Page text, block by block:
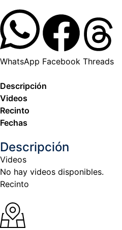
WhatsApp Facebook Threads
Descripción
Videos
Recinto
Fechas
Descripción
Videos
No hay videos disponibles.
Recinto